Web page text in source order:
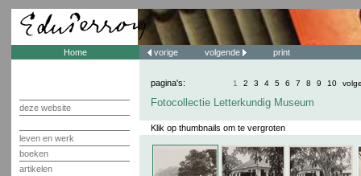
Home
deze website
leven en werk
boeken
artikelen
vorige volgende print
pagina's: 1 2 3 4 5 6 7 8 9 10
Fotocollectie Letterkundig Museum
Klik op thumbnails om te vergroten